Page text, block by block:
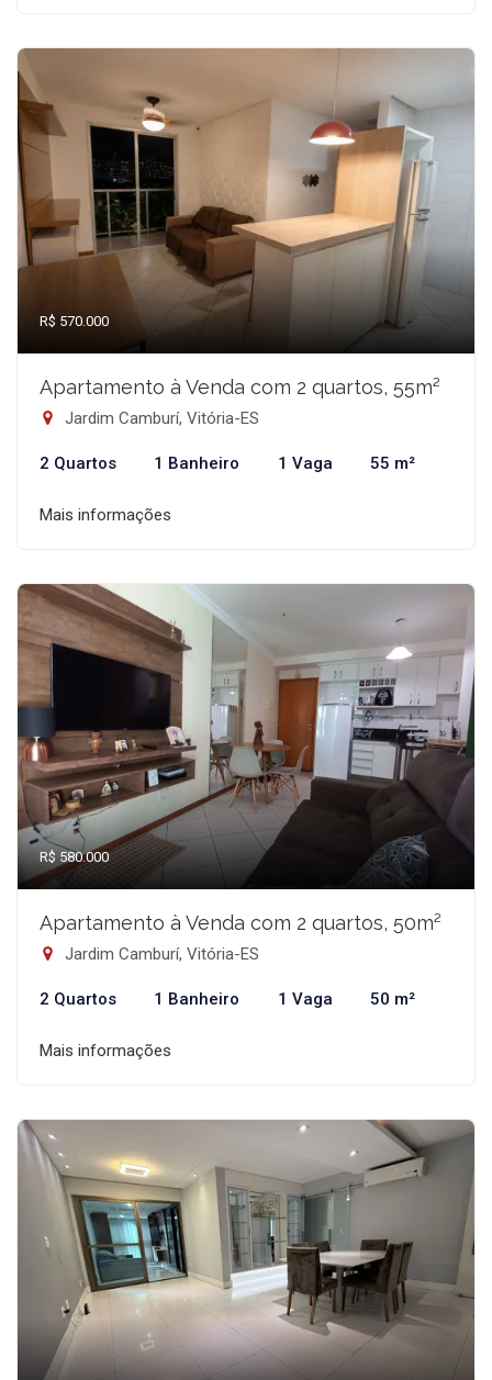
R$ 570.000
Apartamento à Venda com 2 quartos, 55m²
Jardim Camburí, Vitória-ES
2 Quartos 1 Banheiro 1 Vaga 55 m²
Mais informações
R$ 580.000
Apartamento à Venda com 2 quartos, 50m²
Jardim Camburí, Vitória-ES
2 Quartos 1 Banheiro 1 Vaga 50 m²
Mais informações